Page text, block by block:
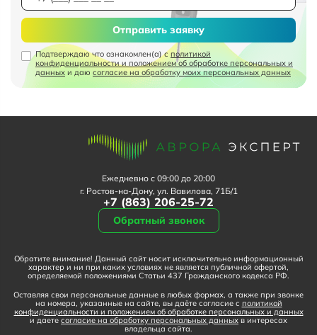
Подтверждаю что ознакомлен(а) сполитикой
конфиденциальности и положением об обработке персональных и
данных и даю согласие на обработку моих персональных данных
Отправить заявку
Ежедневно с 09:00 до 20:00
г. Ростов-на-Дону, ул. Вавилова, 71Б/1
+7 (863) 206-25-72
Обратный звонок
Обратите внимание! Данный сайт носит исключительно информационный
характер и ни при каких условиях не является публичной офертой,
определяемой положениями Статьи 437 Гражданского кодекса РФ.
Оставляя свои персональные данные в любых формах, а также при звонке
на номера, указанные на сайте, вы даёте согласие с политикой
конфиденциальности и положением об обработке персональных и данных
и даете согласие на обработку персональных данных в интересах
владельца сайта.